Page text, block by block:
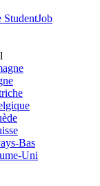
StudentJob
Bas
Uni